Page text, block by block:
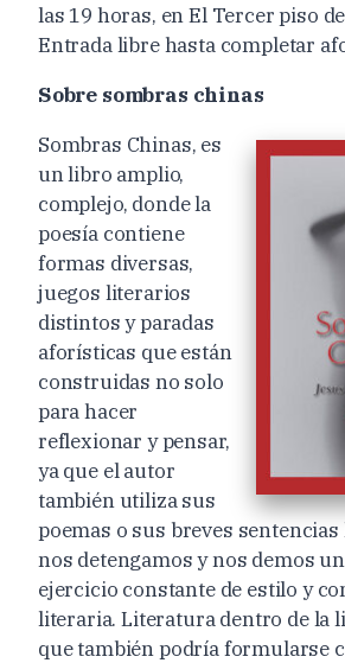
las 19 horas, en El Tercer piso
Entrada libre hasta completar
Sobre sombras chinas
Sombras Chinas, es
un libro amplio,
complejo, donde la
poesía contiene
formas diversas,
juegos literarios
distintos y paradas
aforísticas que están
construidas no solo
para hacer
reflexionar y pensar,
ya que el autor
también utiliza sus
poemas o sus breves
nos detengamos y nos demos
ejercicio constante de estilo y
literaria. Literatura dentro de la
que también podría formularse